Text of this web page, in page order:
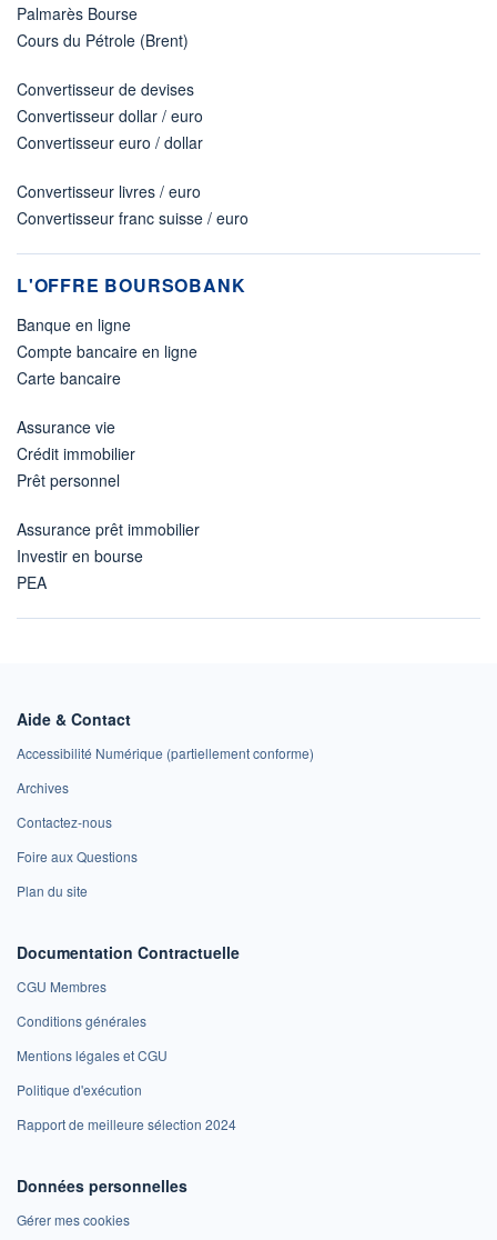
Palmarès Bourse
Cours du Pétrole (Brent)
Convertisseur de devises
Convertisseur dollar / euro
Convertisseur euro / dollar
Convertisseur livres / euro
Convertisseur franc suisse / euro
L'OFFRE BOURSOBANK
Banque en ligne
Compte bancaire en ligne
Carte bancaire
Assurance vie
Crédit immobilier
Prêt personnel
Assurance prêt immobilier
Investir en bourse
PEA
Aide & Contact
Accessibilité Numérique (partiellement conforme)
Archives
Contactez-nous
Foire aux Questions
Plan du site
Documentation Contractuelle
CGU Membres
Conditions générales
Mentions légales et CGU
Politique d'exécution
Rapport de meilleure sélection 2024
Données personnelles
Gérer mes cookies